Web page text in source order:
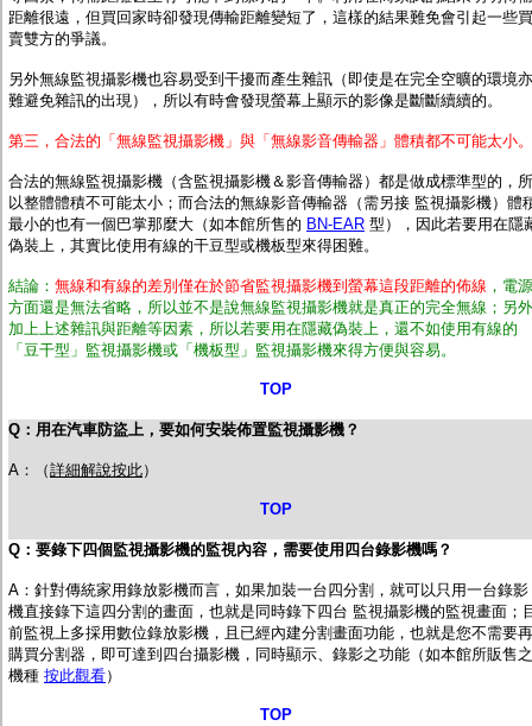
距離很遠，但買回家時卻發現傳輸距離變短了，這樣的結果難免會引起一些買
賣雙方的爭議。
另外無線監視攝影機也容易受到干擾而產生雜訊（即使是在完全空曠的環境亦
難避免雜訊的出現），所以有時會發現螢幕上顯示的影像是斷斷續續的。
第三，合法的「無線監視攝影機」與「無線影音傳輸器」體積都不可能太小。
合法的無線監視攝影機（含監視攝影機＆影音傳輸器）都是做成標準型的，所
以整體體積不可能太小；而合法的無線影音傳輸器（需另接 監視攝影機）體
最小的也有一個巴掌那麼大（如本館所售的 BN-EAR 型），因此若要用在隱
偽裝上，其實比使用有線的干豆型或機板型來得困難。
結論： 無線和有線的差別僅在於節省監視攝影機到螢幕這段距離的佈線 ，電源
方面還是無法省略，所以並不是說無線監視攝影機就是真正的完全無線；另外
加上上述雜訊與距離等因素，所以若要用在隱藏偽裝上，還不如使用有線的
「豆干型」監視攝影機或「機板型」監視攝影機來得方便與容易。
TOP
Q：用在汽車防盜上，要如何安裝佈置監視攝影機？
A：（詳細解說按此）
TOP
Q：要錄下四個監視攝影機的監視內容，需要使用四台錄影機嗎？
A： 針對傳統家用錄放影機而言，如果加裝一台四分割，就可以只用一台錄影
機直接錄下這四分割的畫面，也就是同時錄下四台 監視攝影機的監視畫面；
前監視上多採用數位錄放影機，且已經內建分割畫面功能，也就是您不需要再
購買分割器，即可達到四台攝影機，同時顯示、錄影之功能（如本館所販售之
機種 按此觀看）
TOP